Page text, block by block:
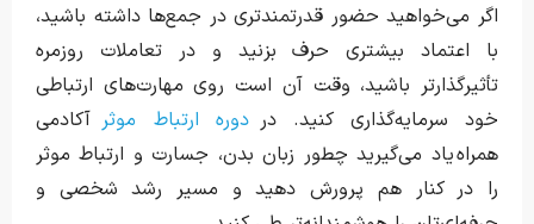
اگر می‌خواهید حضور قدرتمندتری در جمع‌ها داشته باشید،
با اعتماد بیشتری حرف بزنید و در تعاملات روزمره
تأثیرگذارتر باشید، وقت آن است روی مهارت‌های ارتباطی
خود سرمایه‌گذاری کنید. دردوره ارتباط موثر آکادمی
همراه یاد می‌گیرید چطور زبان بدن، جسارت و ارتباط موثر
را در کنار هم پرورش دهید و مسیر رشد شخصی و